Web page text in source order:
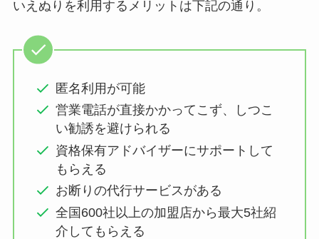
いえぬりを利用するメリットは下記の通り。
匿名利用が可能
営業電話が直接かかってこず、しつこ
い勧誘を避けられる
資格保有アドバイザーにサポートして
もらえる
お断りの代行サービスがある
全国600社以上の加盟店から最大5社紹
介してもらえる